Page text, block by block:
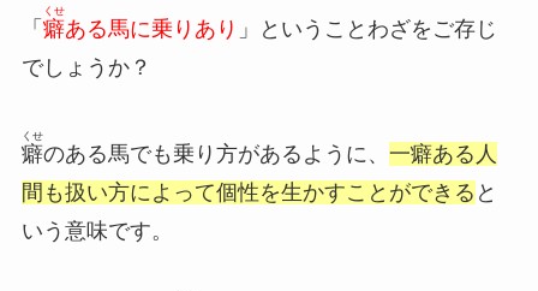
「 癖
くせ
ある馬に乗りあり 」ということわざをご存じ
でしょうか？
癖
くせ
のある馬でも乗り方があるように、 一癖ある人
間も扱い方によって個性を生かすことができる と
いう意味です。